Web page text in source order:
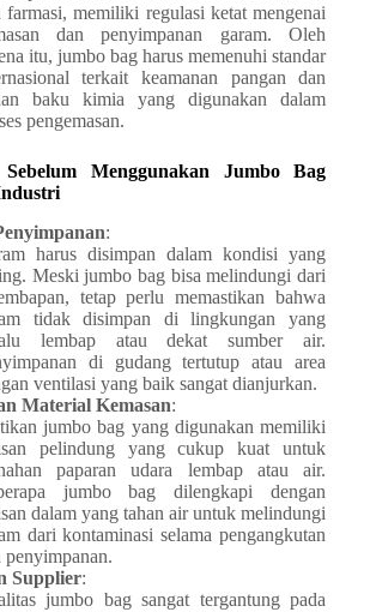
farmasi, memiliki regulasi ketat mengenai
dan penyimpanan garam. Oleh
itu, jumbo bag harus memenuhi standar
terkait keamanan pangan dan
baku kimia yang digunakan dalam
pengemasan.
Sebelum Menggunakan Jumbo Bag
:
harus disimpan dalam kondisi yang
Meski jumbo bag bisa melindungi dari
tetap perlu memastikan bahwa
tidak disimpan di lingkungan yang
lembap atau dekat sumber air.
di gudang tertutup atau area
ventilasi yang baik sangat dianjurkan.
Material Kemasan:
jumbo bag yang digunakan memiliki
pelindung yang cukup kuat untuk
paparan udara lembap atau air.
jumbo bag dilengkapi dengan
dalam yang tahan air untuk melindungi
dari kontaminasi selama pengangkutan
penyimpanan.
Supplier:
jumbo bag sangat tergantung pada